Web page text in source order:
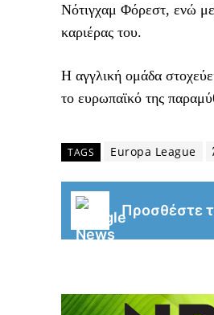
Νότιγχαμ Φόρεστ, ενώ
καριέρας του.
Η αγγλική ομάδα
το ευρωπαϊκό της
TAGS Europa League
Προσθέστε